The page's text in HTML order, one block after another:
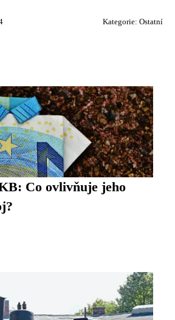
Kategorie: Ostatní
Co ovlivňuje jeho